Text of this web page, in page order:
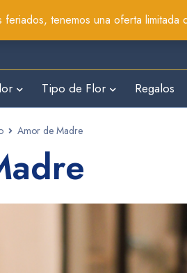
tenemos una oferta
Tipo de Flor Regalos
Amor de Madre